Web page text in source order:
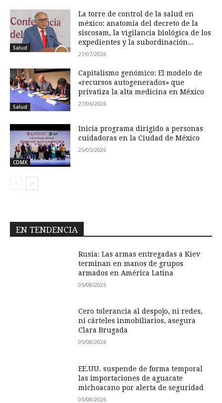
Salud
La torre de control de la salud en
méxico: anatomía del decreto de la
siscosam, la vigilancia biológica de los
expedientes y la subordinación...
21/07/2026
Salud
Capitalismo genómico: El modelo de
«recursos autogenerados» que
privatiza la alta medicina en México
27/06/2026
CDMX
Inicia programa dirigido a personas
cuidadoras en la Ciudad de México
25/05/2026
EN TENDENCIA
Rusia: Las armas entregadas a Kiev
terminan en manos de grupos
armados en América Latina
05/08/2026
Cero tolerancia al despojo, ni redes,
ni cárteles inmobiliarios, asegura
Clara Brugada
05/08/2026
EE.UU. suspende de forma temporal
las importaciones de aguacate
michoacano por alerta de seguridad
05/08/2026